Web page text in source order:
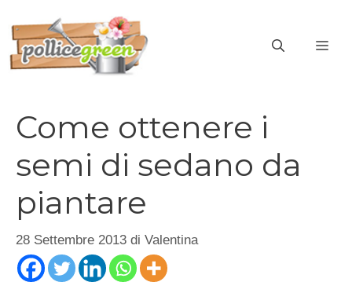
contenuto
Come ottenere i
semi di sedano da
piantare
28 Settembre 2013 di Valentina